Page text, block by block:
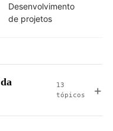
Desenvolvimento
de projetos
13
tópicos